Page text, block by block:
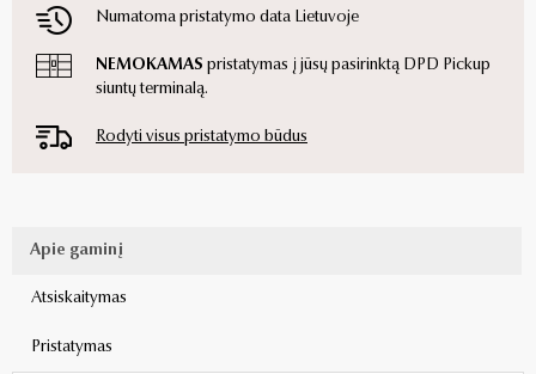
Numatoma pristatymo data Lietuvoje
NEMOKAMAS pristatymas į jūsų pasirinktą DPD Pickup
siuntų terminalą.
Rodyti visus pristatymo būdus
Apie gaminį
Atsiskaitymas
Pristatymas